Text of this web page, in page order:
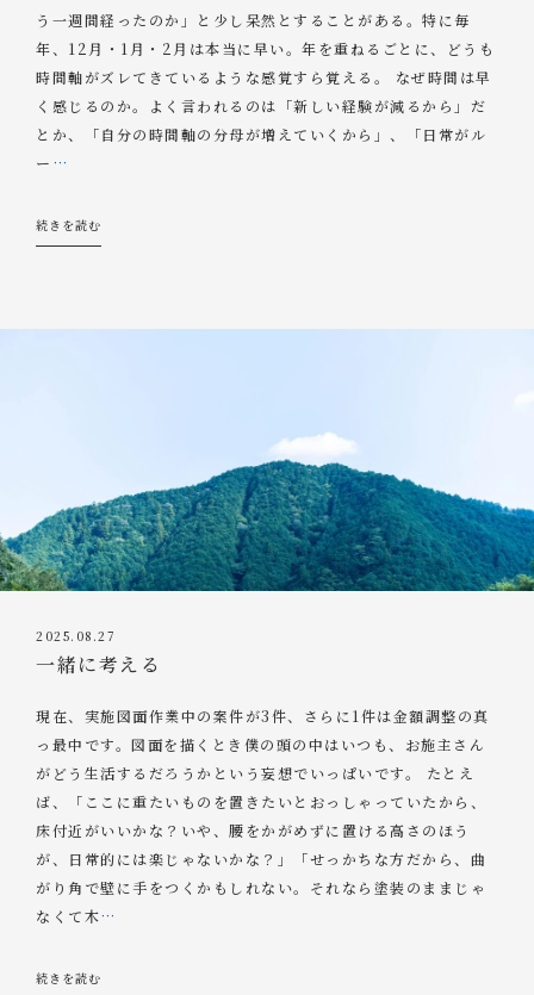
う一週間経ったのか」と少し呆然とすることがある。特に毎
年、12月・1月・2月は本当に早い。年を重ねるごとに、どうも
時間軸がズレてきているような感覚すら覚える。 なぜ時間は早
く感じるのか。よく言われるのは「新しい経験が減るから」だ
とか、「自分の時間軸の分母が増えていくから」、「日常がル
ー …
続きを読む
2025.08.27
一緒に考える
現在、実施図面作業中の案件が3件、さらに1件は金額調整の真
っ最中です。図面を描くとき僕の頭の中はいつも、お施主さん
がどう生活するだろうかという妄想でいっぱいです。 たとえ
ば、「ここに重たいものを置きたいとおっしゃっていたから、
床付近がいいかな？いや、腰をかがめずに置ける高さのほう
が、日常的には楽じゃないかな？」「せっかちな方だから、曲
がり角で壁に手をつくかもしれない。それなら塗装のままじゃ
なくて木…
続きを読む